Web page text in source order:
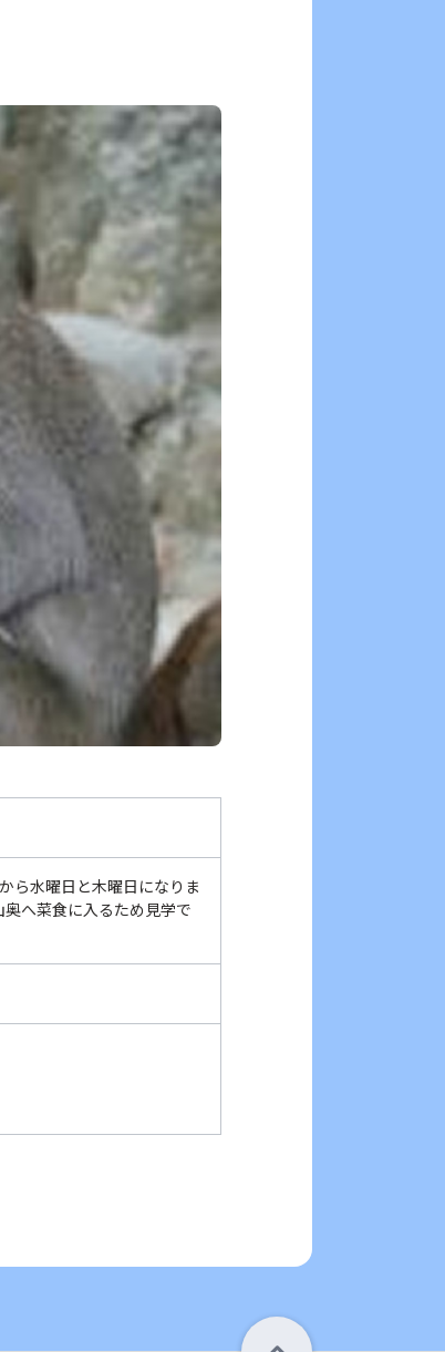
ら水曜日と木曜日になりま
へ菜食に入るため見学で